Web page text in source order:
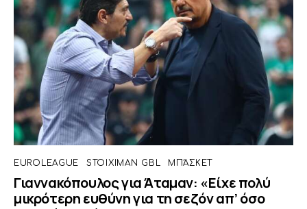
EUROLEAGUE STOIXIMAN GBL ΜΠΆΣΚΕΤ
Γιαννακόπουλος για Άταμαν: «Είχε πολύ
μικρότερη ευθύνη για τη σεζόν απ’ όσο